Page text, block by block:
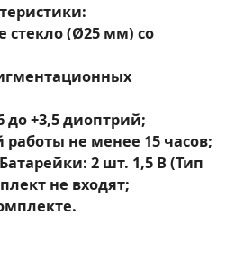
стекло (Ø25 мм) со
до +3,5 диоптрий;
не менее 15 часов;
2 шт. 1,5 B (Тип
не входят;